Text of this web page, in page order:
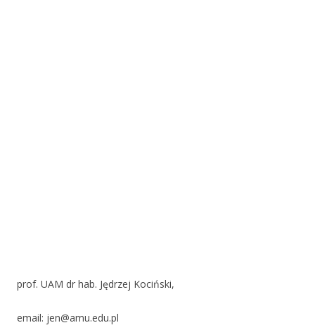
prof. UAM dr hab. Jędrzej Kociński,
email: jen@amu.edu.pl